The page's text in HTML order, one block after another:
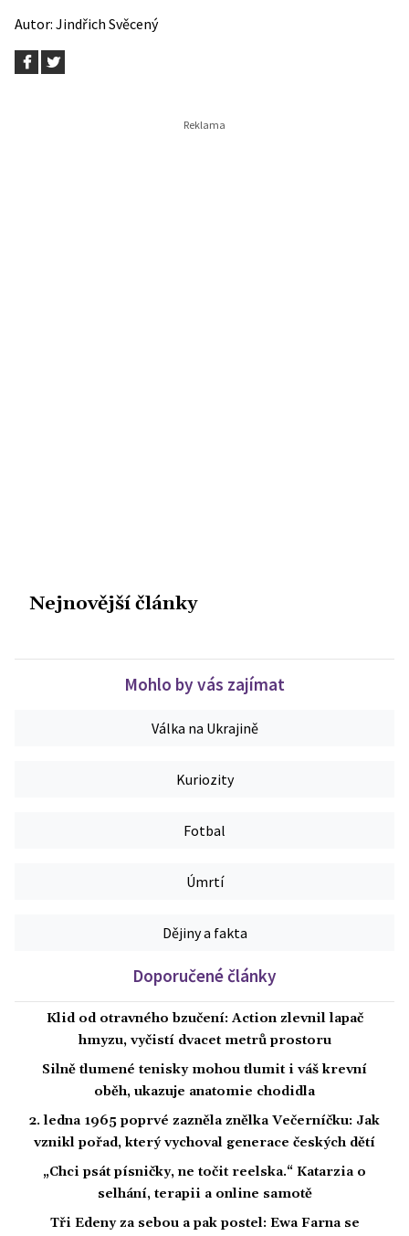
Autor: Jindřich Svěcený
Nejnovější články
Mohlo by vás zajímat
Válka na Ukrajině
Kuriozity
Fotbal
Úmrtí
Dějiny a fakta
Doporučené články
Klid od otravného bzučení: Action zlevnil lapač
hmyzu, vyčistí dvacet metrů prostoru
Silně tlumené tenisky mohou tlumit i váš krevní
oběh, ukazuje anatomie chodidla
2. ledna 1965 poprvé zazněla znělka Večerníčku: Jak
vznikl pořad, který vychoval generace českých dětí
„Chci psát písničky, ne točit reelska.“ Katarzia o
selhání, terapii a online samotě
Tři Edeny za sebou a pak postel: Ewa Farna se